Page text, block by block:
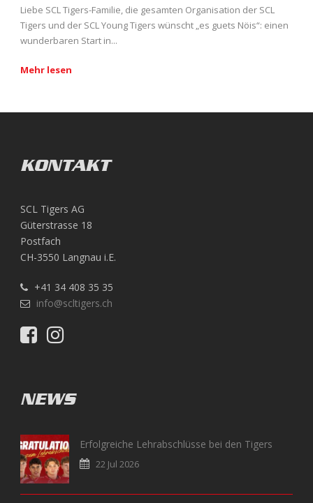
Liebe SCL Tigers-Familie, die gesamten Organisation der SCL
Tigers und der SCL Young Tigers wünscht „es guets Nöis“: einen
wunderbaren Start in...
Mehr lesen
KONTAKT
SCL Tigers AG
Güterstrasse 18
Postfach
CH-3550 Langnau i.E.
+41 34 408 35 35
info@scltigers.ch
NEWS
Erfolgreiche Lehrabschlüsse bei den Tigers
22 Jul 2026